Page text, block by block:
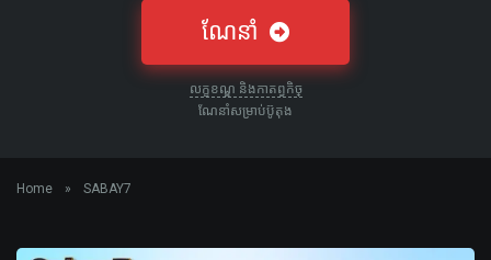
ណែនាំ
លក្ខខណ្ឌ និងកាតព្វកិច្
ណែនាំសម្រាប់ប៊ូតុង
Home » SABAY7